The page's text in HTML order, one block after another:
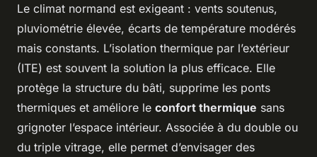
Le climat normand est exigeant : vents soutenus,
pluviométrie élevée, écarts de température modérés
mais constants. L’isolation thermique par l’extérieur
(ITE) est souvent la solution la plus efficace. Elle
protège la structure du bâti, supprime les ponts
thermiques et améliore le confort thermique sans
grignoter l’espace intérieur. Associée à du double ou
du triple vitrage, elle permet d’envisager des